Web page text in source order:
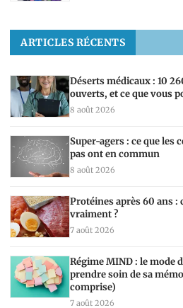
ARTICLES RÉCENTS
Déserts médicaux : 10
ouverts, et ce que vous
8 août 2026
Super-agers : ce que les
pas ont en commun
8 août 2026
Protéines après 60 ans
vraiment ?
7 août 2026
Régime MIND : le mode
prendre soin de sa
comprise)
7 août 2026